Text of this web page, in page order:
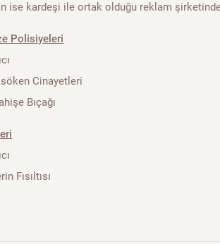
ise kardeşi ile ortak olduğu reklam şirketinde
Polisiyeleri
Cinayetleri
Bıçağı
Fısıltısı